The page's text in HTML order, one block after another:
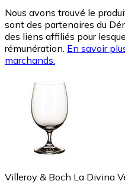
Nous avons trouvé le
sont des partenaires du
des liens affiliés pour
rémunération. En savoir
marchands.
Villeroy & Boch La Divina